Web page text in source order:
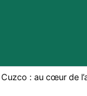
Cuzco : au cœur de